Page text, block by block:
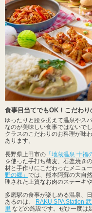
食事目当てでもOK！こだわ
ゆったりと腰を据えて温泉やス
なのが美味しい食事ではないで
クラスのこだわりのお料理が味
あります。
長野県上田市の 「地蔵温泉 十福
を使った手打ち蕎麦、石釜焼き
材と手作りにこだわったメニュ
野の郷」 では、熊本阿蘇の大自
理された上質なお肉のステーキ
多磨駅の食事が楽しめる温泉、
あるのは、
RAKU SPA Station
里 などの施設です。ぜひ一度は